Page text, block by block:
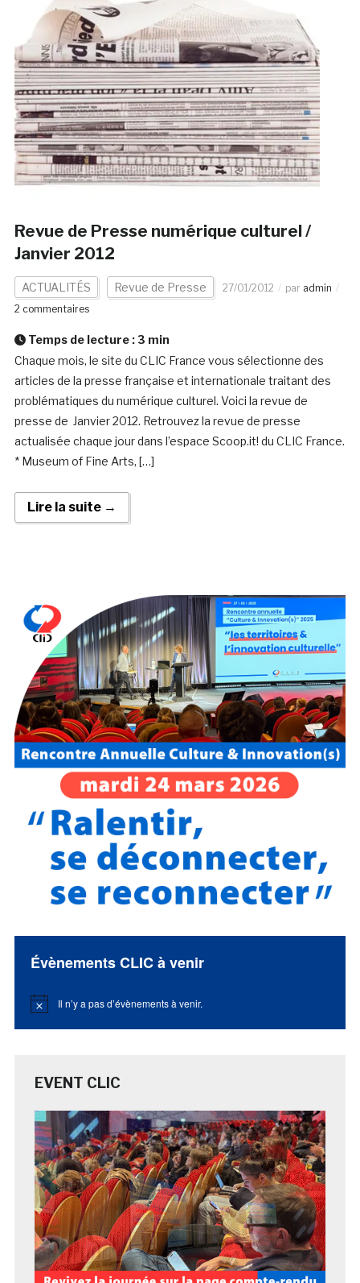
Revue de Presse numérique culturel /
Janvier 2012
ACTUALITÉS Revue de Presse 27/01/2012 par admin
2 commentaires
Temps de lecture : 3 min
Chaque mois, le site du CLIC France vous sélectionne des
articles de la presse française et internationale traitant des
problématiques du numérique culturel. Voici la revue de
presse de Janvier 2012. Retrouvez la revue de presse
actualisée chaque jour dans l’espace Scoop.it! du CLIC France.
* Museum of Fine Arts, […]
Lire la suite →
Évènements CLIC à venir
Notice Il n’y a pas d’évènements à venir.
EVENT CLIC